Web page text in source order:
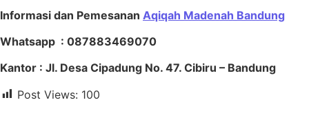
Informasi dan Pemesanan Aqiqah Madenah Bandung
Whatsapp : 087883469070
Kantor : Jl. Desa Cipadung No. 47. Cibiru – Bandung
Post Views: 100